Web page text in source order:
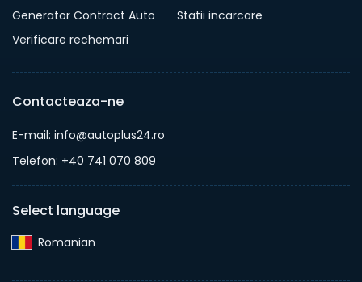
Generator Contract Auto
Statii incarcare
Verificare rechemari
Contacteaza-ne
E-mail: info@autoplus24.ro
Telefon: +40 741 070 809
Select language
Romanian‎